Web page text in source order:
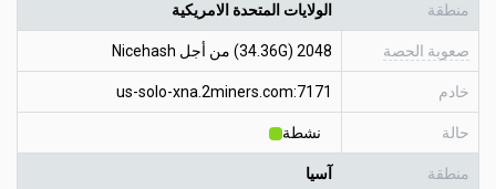
منطقة الولايات المتحدة الامريكية
صعوبة الحصة 2048 (34.36G) من أجل Nicehash
خادم us-solo-xna.2miners.com:7171
حالة نشطة
منطقة آسيا